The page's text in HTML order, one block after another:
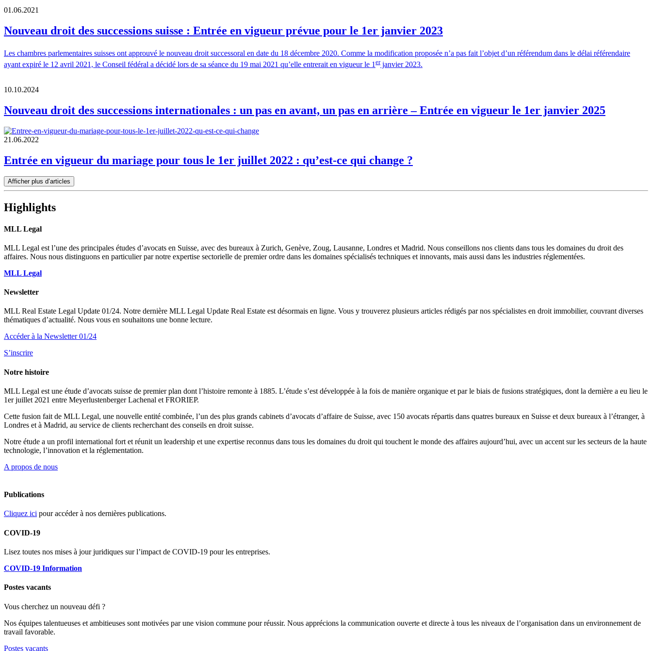
01.06.2021
Nouveau droit des successions suisse : Entrée en vigueur prévue pour le 1er janvier 2023
Les chambres parlementaires suisses ont approuvé le nouveau droit successoral en date du 18 décembre 2020. Comme la modification proposée n’a pas fait l’objet d’un référendum dans le délai référendaire
ayant expiré le 12 avril 2021, le Conseil fédéral a décidé lors de sa séance du 19 mai 2021 qu’elle entrerait en vigueur le 1 erjanvier 2023.
10.10.2024
Nouveau droit des successions internationales : un pas en avant, un pas en arrière – Entrée en vigueur le 1er janvier 2025
21.06.2022
Entrée en vigueur du mariage pour tous le 1er juillet 2022 : qu’est-ce qui change ?
Afficher plus d’articles
Highlights
MLL Legal
MLL Legal est l’une des principales études d’avocats en Suisse, avec des bureaux à Zurich, Genève, Zoug, Lausanne, Londres et Madrid. Nous conseillons nos clients dans tous les domaines du droit des
affaires. Nous nous distinguons en particulier par notre expertise sectorielle de premier ordre dans les domaines spécialisés techniques et innovants, mais aussi dans les industries réglementées.
MLL Legal
Newsletter
MLL Real Estate Legal Update 01/24. Notre dernière MLL Legal Update Real Estate est désormais en ligne. Vous y trouverez plusieurs articles rédigés par nos spécialistes en droit immobilier, couvrant diverses
thématiques d’actualité. Nous vous en souhaitons une bonne lecture.
Accéder à la Newsletter 01/24
S’inscrire
Notre histoire
MLL Legal est une étude d’avocats suisse de premier plan dont l’histoire remonte à 1885. L’étude s’est développée à la fois de manière organique et par le biais de fusions stratégiques, dont la dernière a eu lieu le
1er juillet 2021 entre Meyerlustenberger Lachenal et FRORIEP.
Cette fusion fait de MLL Legal, une nouvelle entité combinée, l’un des plus grands cabinets d’avocats d’affaire de Suisse, avec 150 avocats répartis dans quatres bureaux en Suisse et deux bureaux à l’étranger, à
Londres et à Madrid, au service de clients recherchant des conseils en droit suisse.
Notre étude a un profil international fort et réunit un leadership et une expertise reconnus dans tous les domaines du droit qui touchent le monde des affaires aujourd’hui, avec un accent sur les secteurs de la haute
technologie, l’innovation et la réglementation.
A propos de nous
Publications
Cliquez ici pour accéder à nos dernières publications.
COVID-19
Lisez toutes nos mises à jour juridiques sur l’impact de COVID-19 pour les entreprises.
COVID-19 Information
Postes vacants
Vous cherchez un nouveau défi ?
Nos équipes talentueuses et ambitieuses sont motivées par une vision commune pour réussir. Nous apprécions la communication ouverte et directe à tous les niveaux de l’organisation dans un environnement de
travail favorable.
Postes vacants